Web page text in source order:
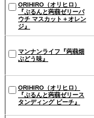
ORIHIRO（オリヒロ）
『ぷるんと蒟蒻ゼリーパ
ウチ マスカット＋オレン
ジ』
マンナンライフ『蒟蒻畑
ぶどう味』
ORIHIRO（オリヒロ）
『ぷるんと蒟蒻ゼリース
タンディング ピーチ』